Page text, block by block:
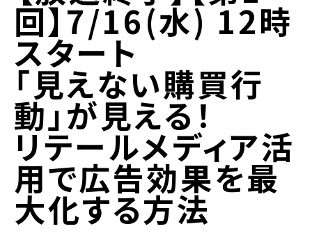
回】7/16(水) 12時
スタート
「見えない購買行
動」が見える！
リテールメディア活
用で広告効果を最
大化する方法